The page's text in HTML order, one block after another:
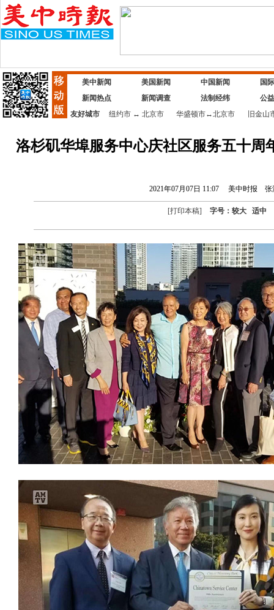
美中新闻 美国新闻 中国新闻
国
新闻热点
新闻调查 法制经纬
公
友好城市
纽约市↔ 北京市 华盛顿市↔北京市 旧金山
洛杉矶华埠服务中心庆社区服务五十周
2021年07月07日 11:07 美中时报 张
[打印本稿] 字号： 较大 适中